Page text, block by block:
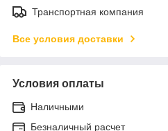
Транспортная компания
Все условия доставки
Условия оплаты
Наличными
Безналичный расчет